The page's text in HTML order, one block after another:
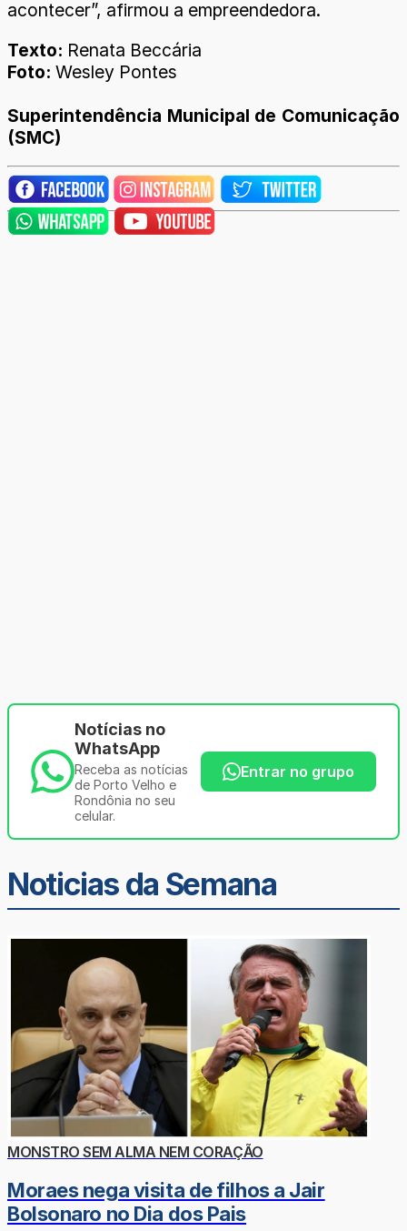
acontecer”, afirmou a empreendedora.
Texto: Renata Beccária
Foto: Wesley Pontes
Superintendência Municipal de Comunicação
(SMC)
Notícias no
WhatsApp
Receba as notícias
de Porto Velho e
Rondônia no seu
celular.
Entrar no grupo
Noticias da Semana
MONSTRO SEM ALMA NEM CORAÇÃO
Moraes nega visita de filhos a Jair
Bolsonaro no Dia dos Pais